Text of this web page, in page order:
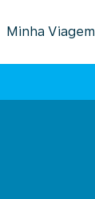
Minha Viagem